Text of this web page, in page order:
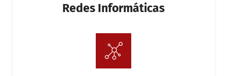
Redes Informáticas